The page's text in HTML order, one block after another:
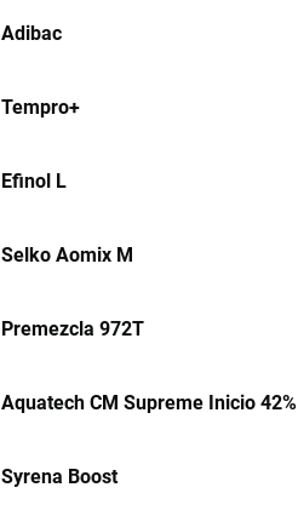
Adibac
Tempro+
Efinol L
Selko Aomix M
Premezcla 972T
Aquatech CM Supreme Inicio 42%
Syrena Boost